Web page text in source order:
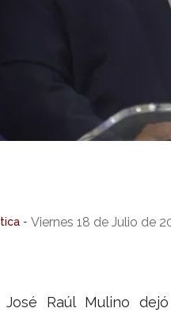
- Viernes 18 de Julio de
José Raúl Mulino